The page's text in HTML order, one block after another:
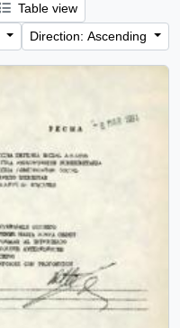
Table view
Direction: Ascending